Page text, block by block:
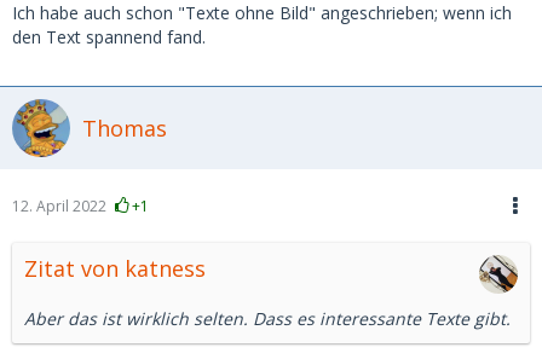
Ich habe auch schon "Texte ohne Bild" angeschrieben; wenn ich
den Text spannend fand.
Thomas
12. April 2022 +1
Zitat von katness
Aber das ist wirklich selten. Dass es interessante Texte gibt.